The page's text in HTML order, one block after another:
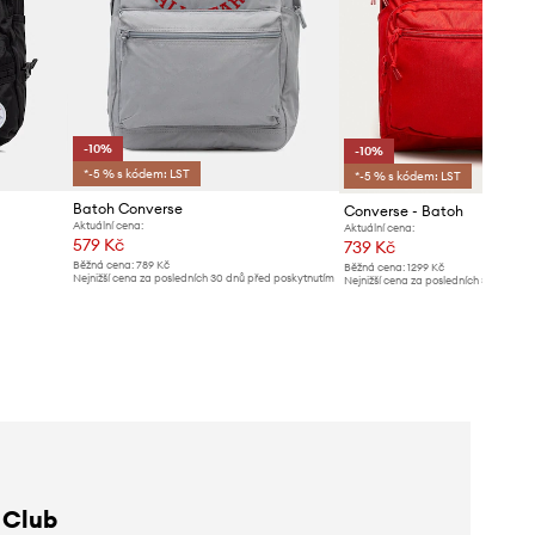
-10%
*-5 % s kódem: LST
Batoh Converse
Aktuální cena:
579 Kč
Běžná cena:789 Kč
Nejnižší cena za posledních 30 dnů před poskytnutím
-10%
*-5 % s kódem: LST
Converse - Batoh
Aktuální cena:
739 Kč
Běžná cena: 1299 Kč
Nejnižší cena za posledních 30 dnů